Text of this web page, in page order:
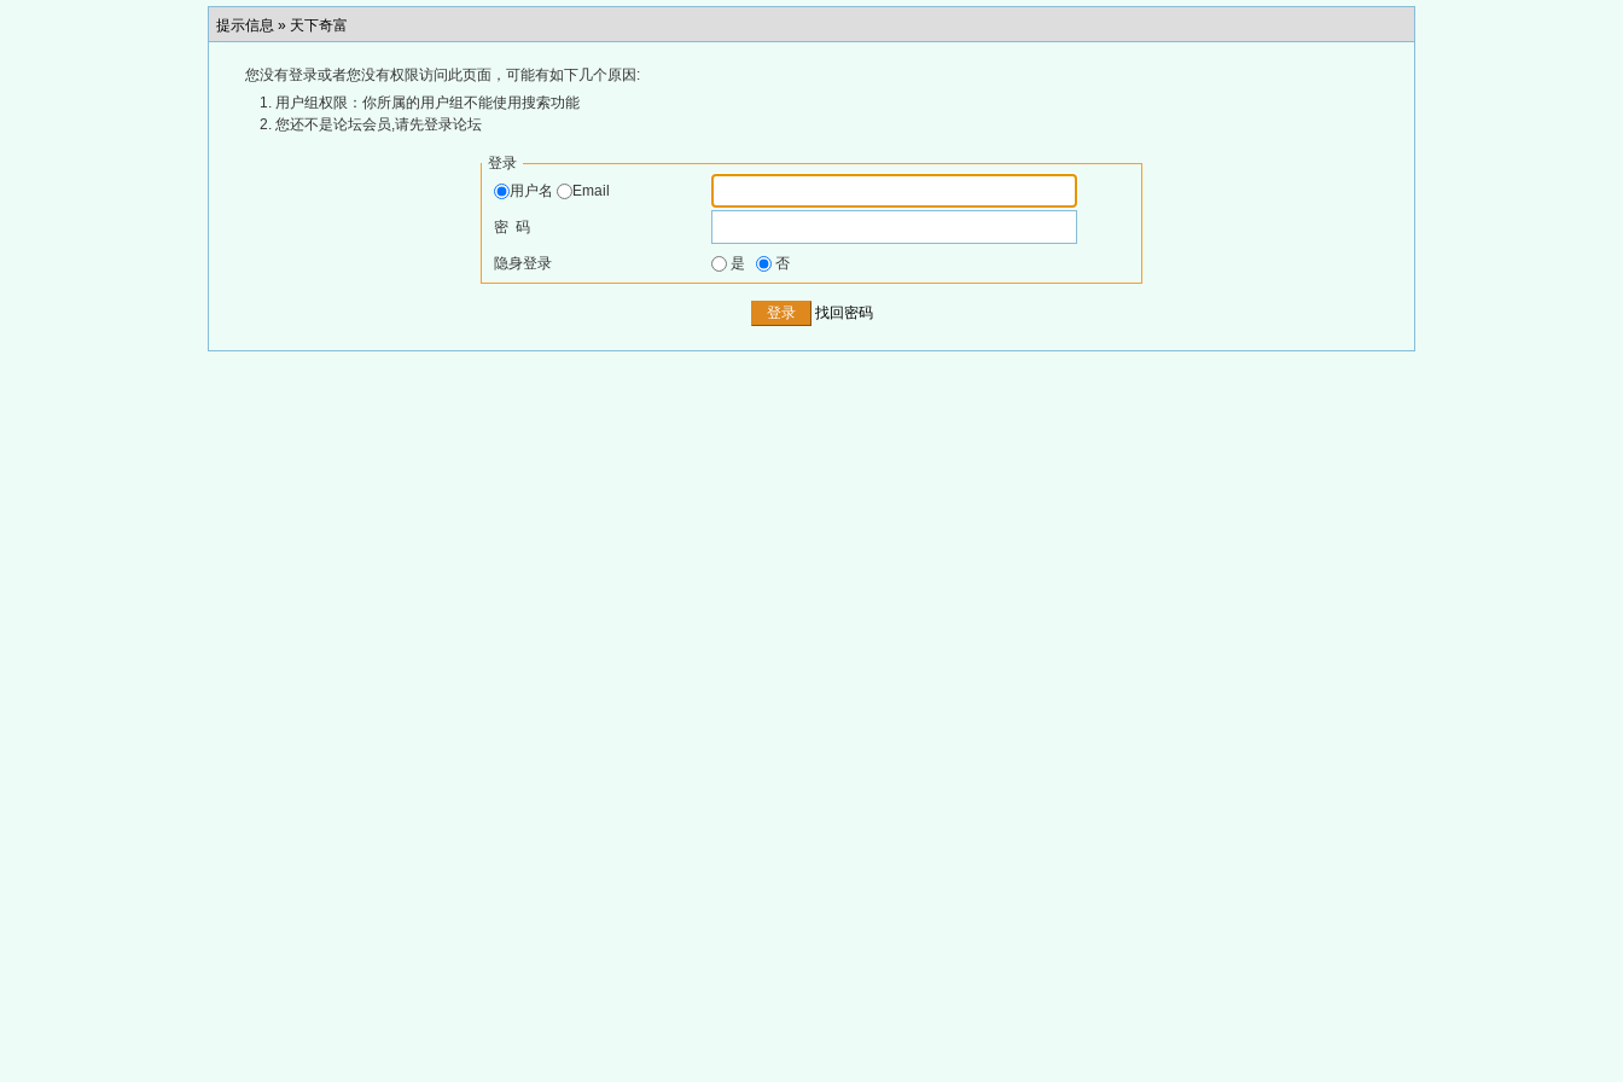
提示信息 » 天下奇富
您没有登录或者您没有权限访问此页面，可能有如下几个原因:
用户组权限：你所属的用户组不能使用搜索功能
您还不是论坛会员,请先登录论坛
登录
用户名
Email
密 码
隐身登录 是 否
找回密码